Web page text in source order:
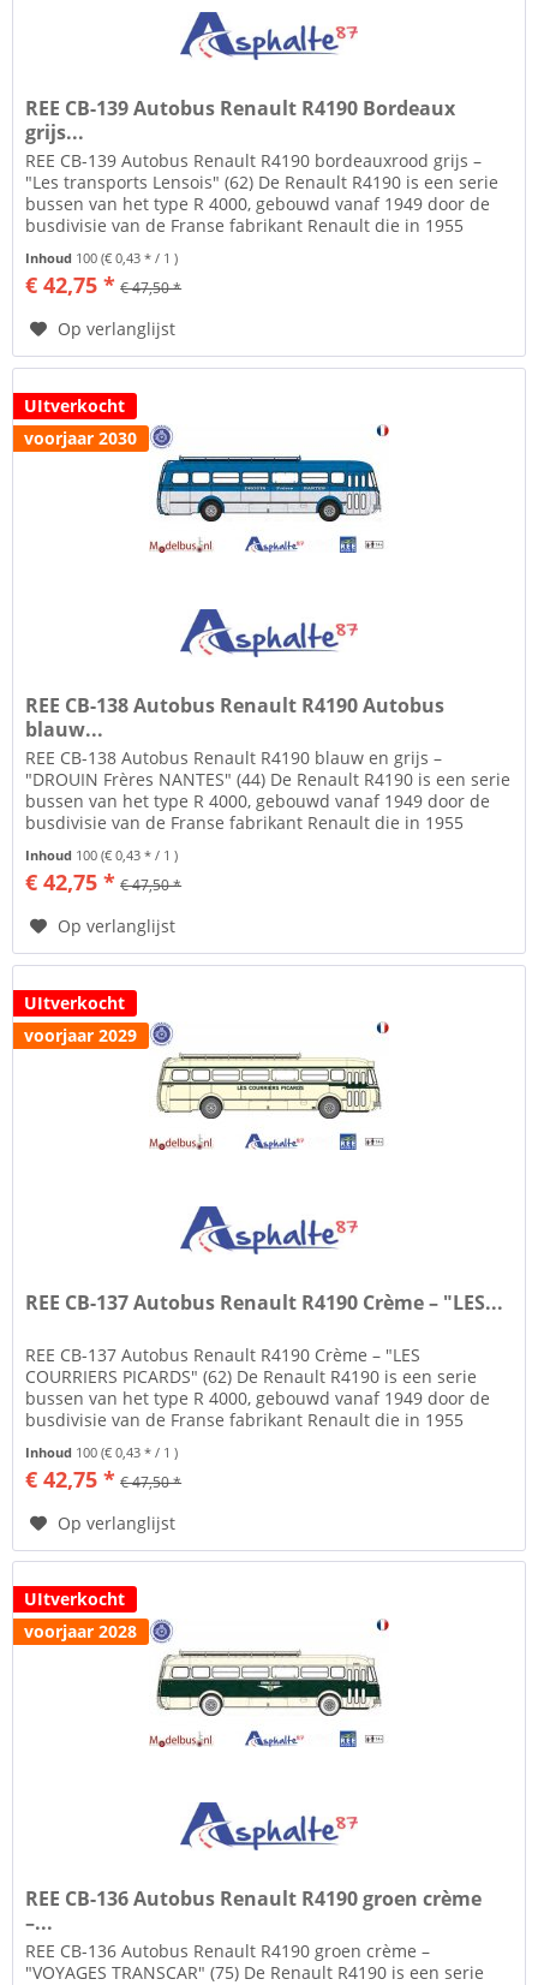
REE CB-139 Autobus Renault R4190 Bordeaux
grijs...
REE CB-139 Autobus Renault R4190 bordeauxrood grijs –
"Les transports Lensois" (62) De Renault R4190 is een serie
bussen van het type R 4000, gebouwd vanaf 1949 door de
busdivisie van de Franse fabrikant Renault die in 1955
Inhoud 100(€ 0,43 * / 1 )
€ 42,75 * € 47,50 *
Op verlanglijst
UItverkocht
voorjaar 2030
REE CB-138 Autobus Renault R4190 Autobus
blauw...
REE CB-138 Autobus Renault R4190 blauw en grijs –
"DROUIN Frères NANTES" (44) De Renault R4190 is een serie
bussen van het type R 4000, gebouwd vanaf 1949 door de
busdivisie van de Franse fabrikant Renault die in 1955
Inhoud 100(€ 0,43 * / 1 )
€ 42,75 * € 47,50 *
Op verlanglijst
UItverkocht
voorjaar 2029
REE CB-137 Autobus Renault R4190 Crème – "LES...
REE CB-137 Autobus Renault R4190 Crème – "LES
COURRIERS PICARDS" (62) De Renault R4190 is een serie
bussen van het type R 4000, gebouwd vanaf 1949 door de
busdivisie van de Franse fabrikant Renault die in 1955
Inhoud 100(€ 0,43 * / 1 )
€ 42,75 * € 47,50 *
Op verlanglijst
UItverkocht
voorjaar 2028
REE CB-136 Autobus Renault R4190 groen crème
–...
REE CB-136 Autobus Renault R4190 groen crème –
"VOYAGES TRANSCAR" (75) De Renault R4190 is een serie